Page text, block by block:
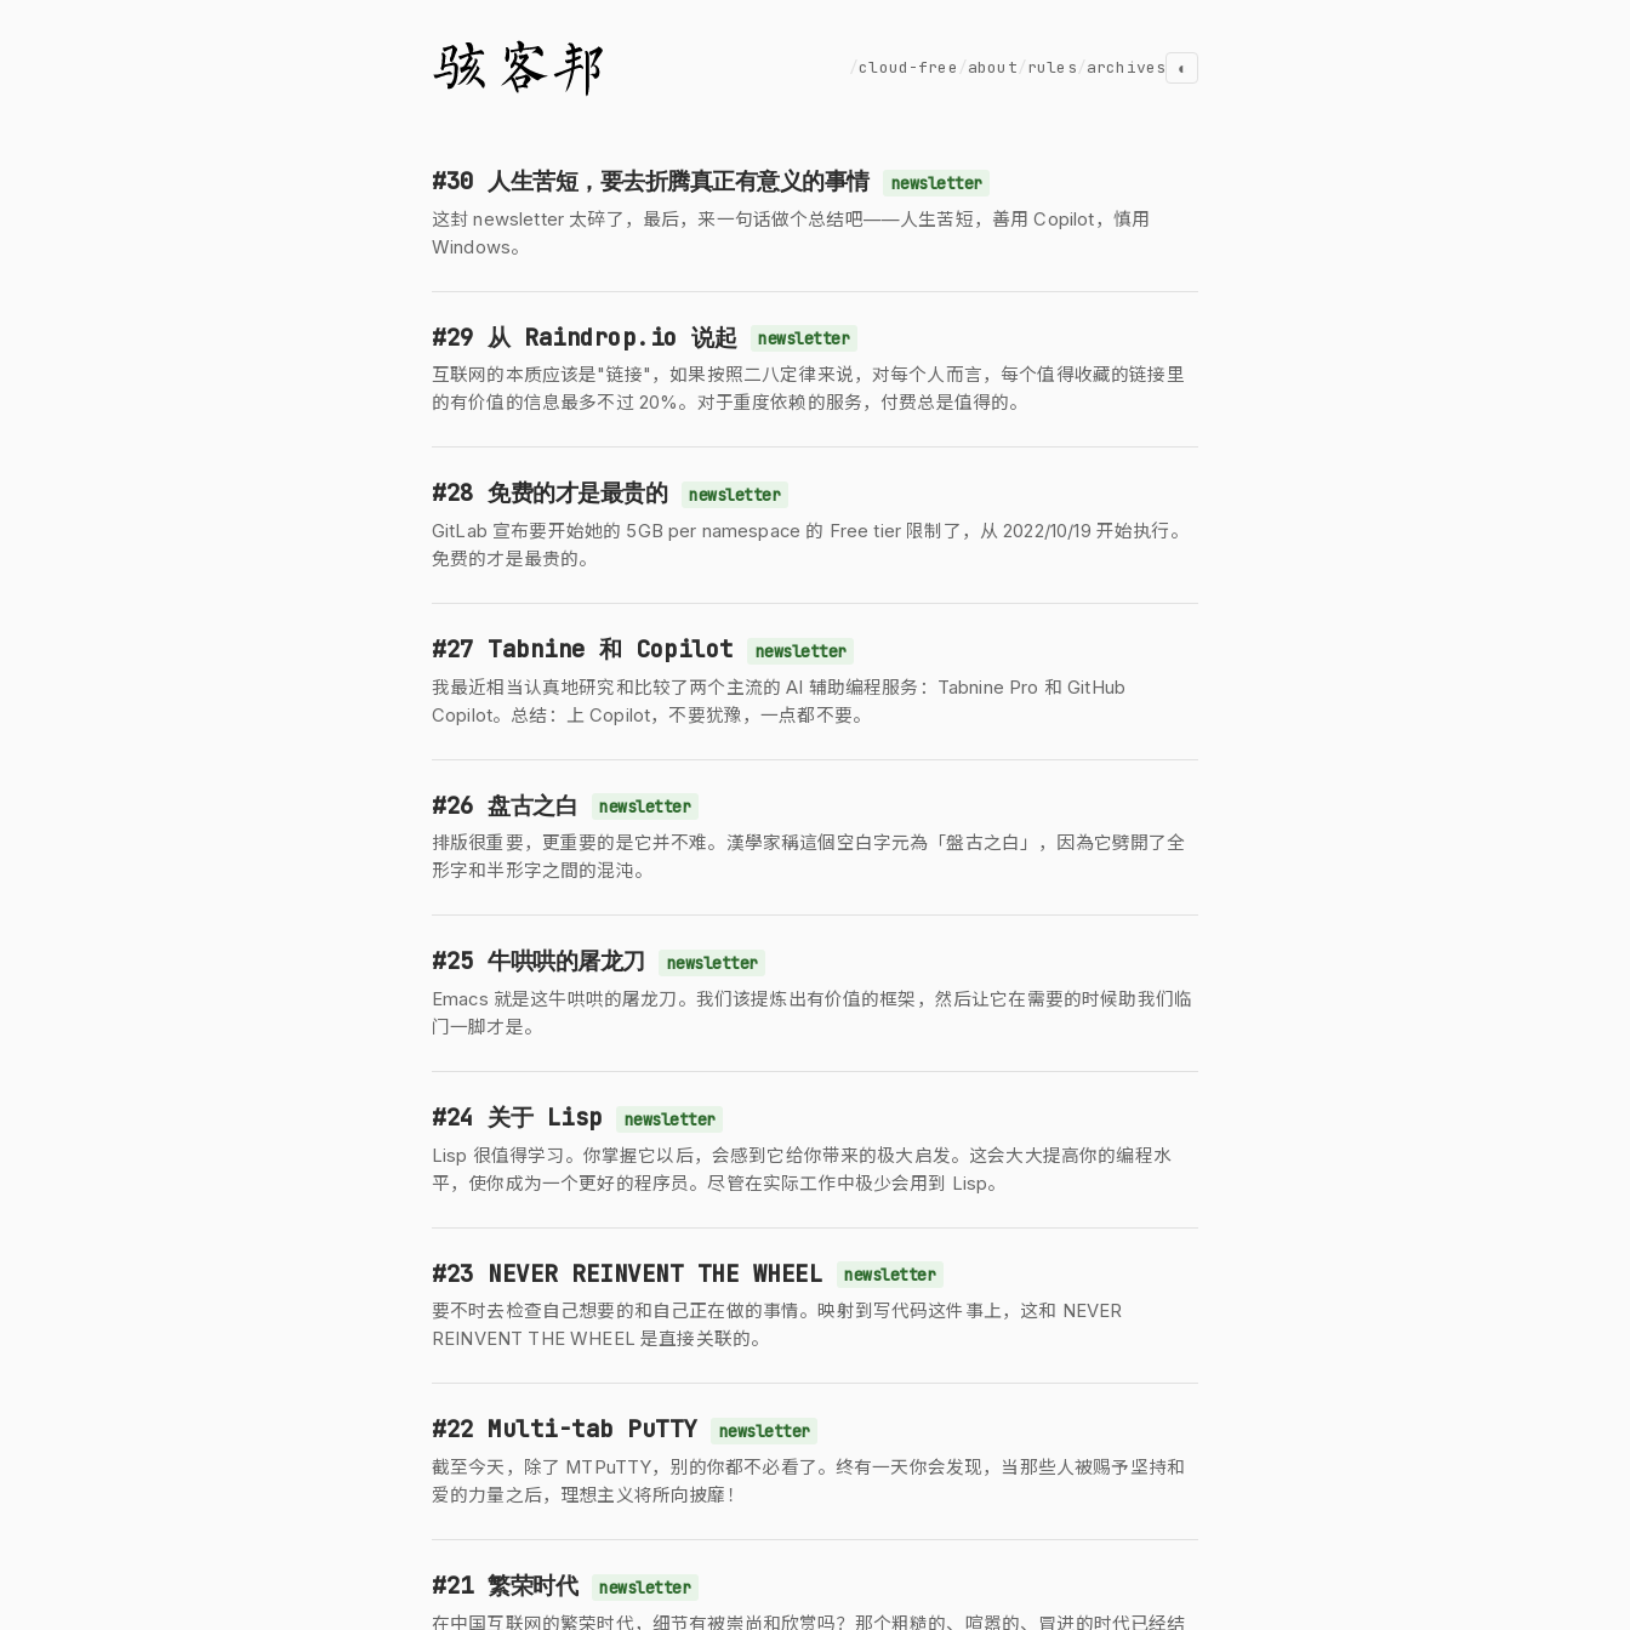
cloud-free about rules archives ◐
#30 人生苦短，要去折腾真正有意义的事情
newsletter
这封 newsletter 太碎了，最后，来一句话做个总结吧——人生苦短，善用 Copilot，慎用
Windows。
#29 从 Raindrop.io 说起
newsletter
互联网的本质应该是"链接"，如果按照二八定律来说，对每个人而言，每个值得收藏的链接里
的有价值的信息最多不过 20%。对于重度依赖的服务，付费总是值得的。
#28 免费的才是最贵的
newsletter
GitLab 宣布要开始她的 5GB per namespace 的 Free tier 限制了，从 2022/10/19 开始执行。
免费的才是最贵的。
#27 Tabnine 和 Copilot
newsletter
我最近相当认真地研究和比较了两个主流的 AI 辅助编程服务：Tabnine Pro 和 GitHub
Copilot。总结：上 Copilot，不要犹豫，一点都不要。
#26 盘古之白
newsletter
排版很重要，更重要的是它并不难。漢學家稱這個空白字元為「盤古之白」，因為它劈開了全
形字和半形字之間的混沌。
#25 牛哄哄的屠龙刀
newsletter
Emacs 就是这牛哄哄的屠龙刀。我们该提炼出有价值的框架，然后让它在需要的时候助我们临
门一脚才是。
#24 关于 Lisp
newsletter
Lisp 很值得学习。你掌握它以后，会感到它给你带来的极大启发。这会大大提高你的编程水
平，使你成为一个更好的程序员。尽管在实际工作中极少会用到 Lisp。
#23 NEVER REINVENT THE WHEEL
newsletter
要不时去检查自己想要的和自己正在做的事情。映射到写代码这件事上，这和 NEVER
REINVENT THE WHEEL 是直接关联的。
#22 Multi-tab PuTTY
newsletter
截至今天，除了 MTPuTTY，别的你都不必看了。终有一天你会发现，当那些人被赐予坚持和
爱的力量之后，理想主义将所向披靡！
#21 繁荣时代
newsletter
在中国互联网的繁荣时代，细节有被崇尚和欣赏吗？那个粗糙的、喧嚣的、冒进的时代已经结